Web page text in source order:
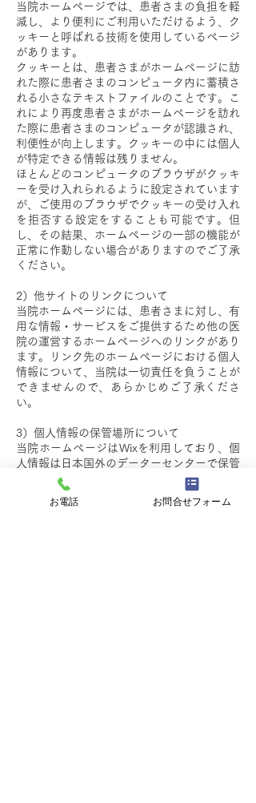
当院ホームページでは、患者さまの負担を軽
減し、より便利にご利用いただけるよう、ク
ッキーと呼ばれる技術を使用しているページ
があります。
クッキーとは、患者さまがホームページに訪
れた際に患者さまのコンピュータ内に蓄積さ
れる小さなテキストファイルのことです。こ
れにより再度患者さまがホームページを訪れ
た際に患者さまのコンピュータが認識され、
利便性が向上します。クッキーの中には個人
が特定できる情報は残りません。
ほとんどのコンピュータのブラウザがクッキ
ーを受け入れられるように設定されています
が、ご使用のブラウザでクッキーの受け入れ
を拒否する設定をすることも可能です。但
し、その結果、ホームページの一部の機能が
正常に作動しない場合がありますのでご了承
ください。
2）他サイトのリンクについて
当院ホームページには、患者さまに対し、有
用な情報・サービスをご提供するため他の医
院の運営するホームページへのリンクがあり
ます。リンク先のホームページにおける個人
情報について、当院は一切責任を負うことが
できませんので、あらかじめご了承くださ
い。
3）個人情報の保管場所について
当院ホームページはWixを利用しており、個
人情報は日本国外のデーターセンターで保管
される場合があります。詳細はWix社のプラ
イバシーポリシーをご確認ください。
https://ja.wix.com/about/privacy
お電話 お問合せフォーム